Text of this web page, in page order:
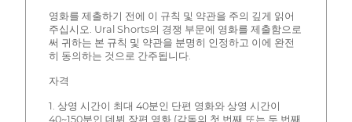
영화를 제출하기 전에 이 규칙 및 약관을 주의 깊게 읽어
주십시오. Ural Shorts의 경쟁 부문에 영화를 제출함으로
써 귀하는 본 규칙 및 약관을 분명히 인정하고 이에 완전
히 동의하는 것으로 간주됩니다.
자격
1. 상영 시간이 최대 40분인 단편 영화와 상영 시간이
40~150분인 데뷔 장편 영화 (감독의 첫 번째 또는 두 번째